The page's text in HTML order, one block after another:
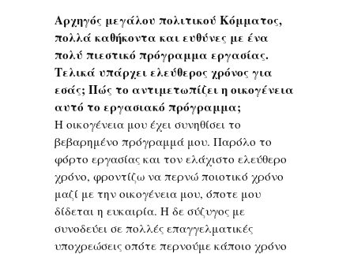
Αρχηγός μεγάλου πολιτικού Κόμματος,
πολλά καθήκοντα και ευθύνες με ένα
πολύ πιεστικό πρόγραμμα εργασίας.
Τελικά υπάρχει ελεύθερος χρόνος για
εσάς; Πώς το αντιμετωπίζει η οικογένεια
αυτό το εργασιακό πρόγραμμα;
Η οικογένεια μου έχει συνηθίσει το
βεβαρημένο πρόγραμμά μου. Παρόλο το
φόρτο εργασίας και τον ελάχιστο ελεύθερο
χρόνο, φροντίζω να περνώ ποιοτικό χρόνο
μαζί με την οικογένεια μου, όποτε μου
δίδεται η ευκαιρία. Η δε σύζυγος με
συνοδεύει σε πολλές επαγγελματικές
υποχρεώσεις οπότε περνούμε κάποιο χρόνο